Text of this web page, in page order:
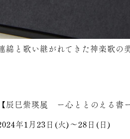
綿と歌い継がれてきた神楽歌の
【辰巳紫瑛展 ー心ととのえる書ー
年1月23日(火)〜28日(日)